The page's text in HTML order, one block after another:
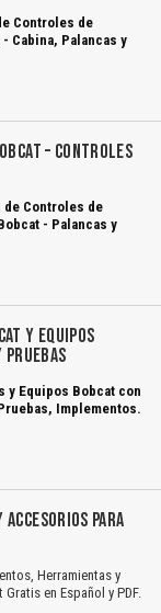
Controles de
Cabina, Palancas y
– CONTROLES
Controles de
- Palancas y
Y EQUIPOS
PRUEBAS
y Equipos Bobcat con
Implementos.
PARA
Herramientas y
en Español y PDF.